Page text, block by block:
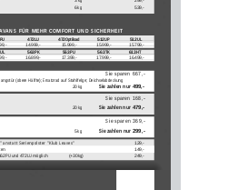
Sie sparen 667,-
(obere Hälfte); Ersatzrad auf Stahlfelge; Deichselabdeckung
20 kg
Sie zahlen nur 499,-
Sie sparen 369,-
5 kg Sie zahlen nur 299,-
Sie sparen 168,-
20 kg Sie zahlen nur 479,-
6 kg 539,-
563 PK 563 PU 563 TK
613 HT
16.899,- 17.399,- 17.999,- 16.499,-
FÜR MEHR COMFORT UND SICHERHEIT
472 LU 472 Optiload 512 UP
512 UL
14.999,- 15.999,- 15.999,- 15.799,-
anstatt Serienpolster ”Klub Leaves”
129,-
149,-
PU und 472 LU möglich
(+30 kg) 249,-